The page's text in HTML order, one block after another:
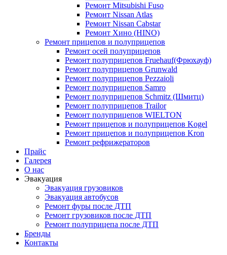
Ремонт Mitsubishi Fuso
Ремонт Nissan Atlas
Ремонт Nissan Cabstar
Ремонт Хино (HINO)
Ремонт прицепов и полуприцепов
Ремонт осей полуприцепов
Ремонт полуприцепов Fruehauf(Фрюхауф)
Ремонт полуприцепов Grunwald
Ремонт полуприцепов Pezzaioli
Ремонт полуприцепов Samro
Ремонт полуприцепов Schmitz (Шмитц)
Ремонт полуприцепов Trailor
Ремонт полуприцепов WIELTON
Ремонт прицепов и полуприцепов Kogel
Ремонт прицепов и полуприцепов Kron
Ремонт рефрижераторов
Прайс
Галерея
О нас
Эвакуация
Эвакуация грузовиков
Эвакуация автобусов
Ремонт фуры после ДТП
Ремонт грузовиков после ДТП
Ремонт полуприцепа после ДТП
Бренды
Контакты